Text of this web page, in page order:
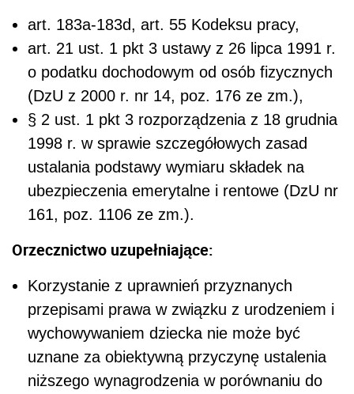
art. 183a-183d, art. 55 Kodeksu pracy,
art. 21 ust. 1 pkt 3 ustawy z 26 lipca 1991 r.
o podatku dochodowym od osób fizycznych
(DzU z 2000 r. nr 14, poz. 176 ze zm.),
§ 2 ust. 1 pkt 3 rozporządzenia z 18 grudnia
1998 r. w sprawie szczegółowych zasad
ustalania podstawy wymiaru składek na
ubezpieczenia emerytalne i rentowe (DzU nr
161, poz. 1106 ze zm.).
Orzecznictwo uzupełniające:
Korzystanie z uprawnień przyznanych
przepisami prawa w związku z urodzeniem i
wychowywaniem dziecka nie może być
uznane za obiektywną przyczynę ustalenia
niższego wynagrodzenia w porównaniu do